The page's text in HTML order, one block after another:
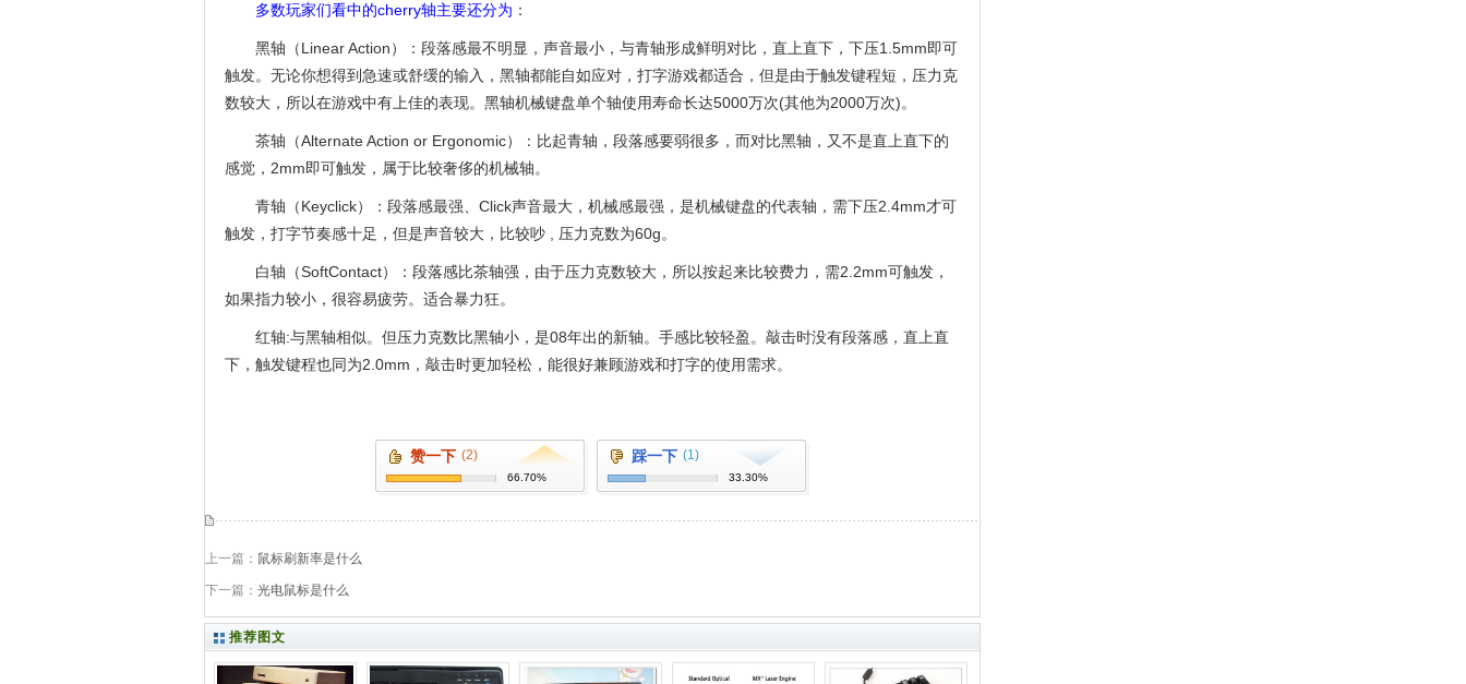
多数玩家们看中的cherry轴主要还分为 ：
黑轴（Linear Action）：段落感最不明显，声音最小，与青轴形成鲜明对比，直上直下，下压1.5mm即可
触发。无论你想得到急速或舒缓的输入，黑轴都能自如应对，打字游戏都适合，但是由于触发键程短，压力克
数较大，所以在游戏中有上佳的表现。黑轴机械键盘单个轴使用寿命长达5000万次(其他为2000万次)。
茶轴（Alternate Action or Ergonomic）：比起青轴，段落感要弱很多，而对比黑轴，又不是直上直下的
感觉，2mm即可触发，属于比较奢侈的机械轴。
青轴（Keyclick）：段落感最强、Click声音最大，机械感最强，是机械键盘的代表轴，需下压2.4mm才可
触发，打字节奏感十足，但是声音较大，比较吵 , 压力克数为60g。
白轴（SoftContact）：段落感比茶轴强，由于压力克数较大，所以按起来比较费力，需2.2mm可触发，
如果指力较小，很容易疲劳。适合暴力狂。
红轴:与黑轴相似。但压力克数比黑轴小，是08年出的新轴。手感比较轻盈。敲击时没有段落感，直上直
下，触发键程也同为2.0mm，敲击时更加轻松，能很好兼顾游戏和打字的使用需求。
赞一下 (2)
66.70%
踩一下 (1)
33.30%
上一篇： 鼠标刷新率是什么
下一篇： 光电鼠标是什么
推荐图文